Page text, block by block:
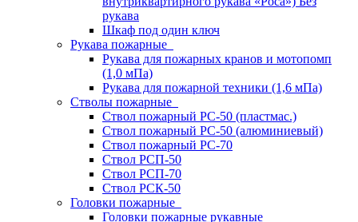
рукава
Шкаф под один ключ
Рукава пожарные
Рукава для пожарных кранов и мотопомп
(1,0 мПа)
Рукава для пожарной техники (1,6 мПа)
Стволы пожарные
Ствол пожарный РС-50 (пластмас.)
Ствол пожарный РС-50 (алюминиевый)
Ствол пожарный РС-70
Ствол РСП-50
Ствол РСП-70
Ствол РСК-50
Головки пожарные
Головки пожарные рукавные